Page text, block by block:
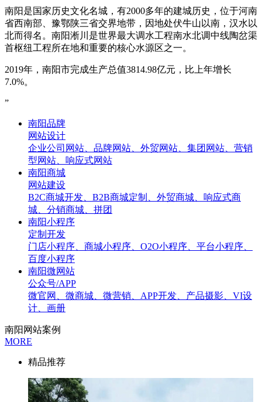
南阳是国家历史文化名城，有2000多年的建城历史，位于河南
省西南部、豫鄂陕三省交界地带，因地处伏牛山以南，汉水以
北而得名。南阳淅川是世界最大调水工程南水北调中线陶岔渠
首枢纽工程所在地和重要的核心水源区之一。
2019年，南阳市完成生产总值3814.98亿元，比上年增长
7.0%。
”
南阳品牌
网站设计
企业公司网站、品牌网站、外贸网站、集团网站、营销
型网站、响应式网站
南阳商城
网站建设
B2C商城开发、B2B商城定制、外贸商城、响应式商
城、分销商城、拼团
南阳小程序
定制开发
门店小程序、商城小程序、O2O小程序、平台小程序、
百度小程序
南阳微网站
公众号/APP
微官网、微商城、微营销、APP开发、产品摄影、VI设
计、画册
南阳网站案例
MORE
精品推荐